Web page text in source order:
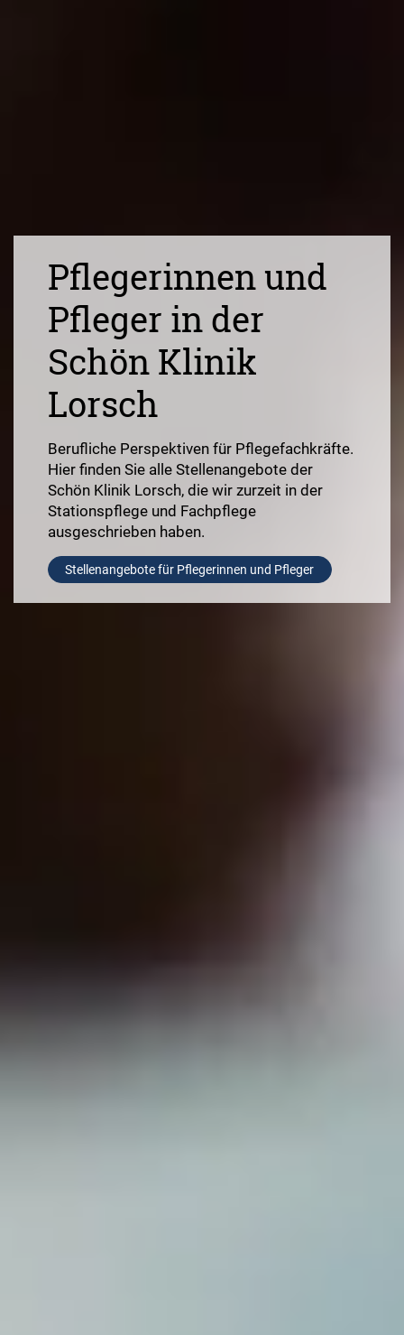
Pflegerinnen und
Pfleger in der
Schön Klinik
Lorsch
Berufliche Perspektiven für Pflegefachkräfte.
Hier finden Sie alle Stellenangebote der
Schön Klinik Lorsch, die wir zurzeit in der
Stationspflege und Fachpflege
ausgeschrieben haben.
Stellenangebote für Pflegerinnen und Pfleger